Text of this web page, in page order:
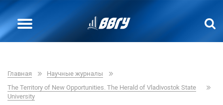
Главная
Научные журналы
The Теrritory of New Opportunities. The Herald of Vladivostok State
University